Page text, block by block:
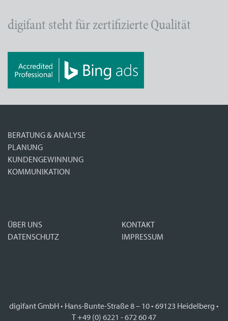
digifant steht für zertifizierte Qualität
BERATUNG & ANALYSE
PLANUNG
KUNDENGEWINNUNG
KOMMUNIKATION
ÜBER UNS
KONTAKT
DATENSCHUTZ
IMPRESSUM
digifant GmbH • Hans-Bunte-Straße 8 – 10 • 69123 Heidelberg •
T +49 (0) 6221 - 672 60 47